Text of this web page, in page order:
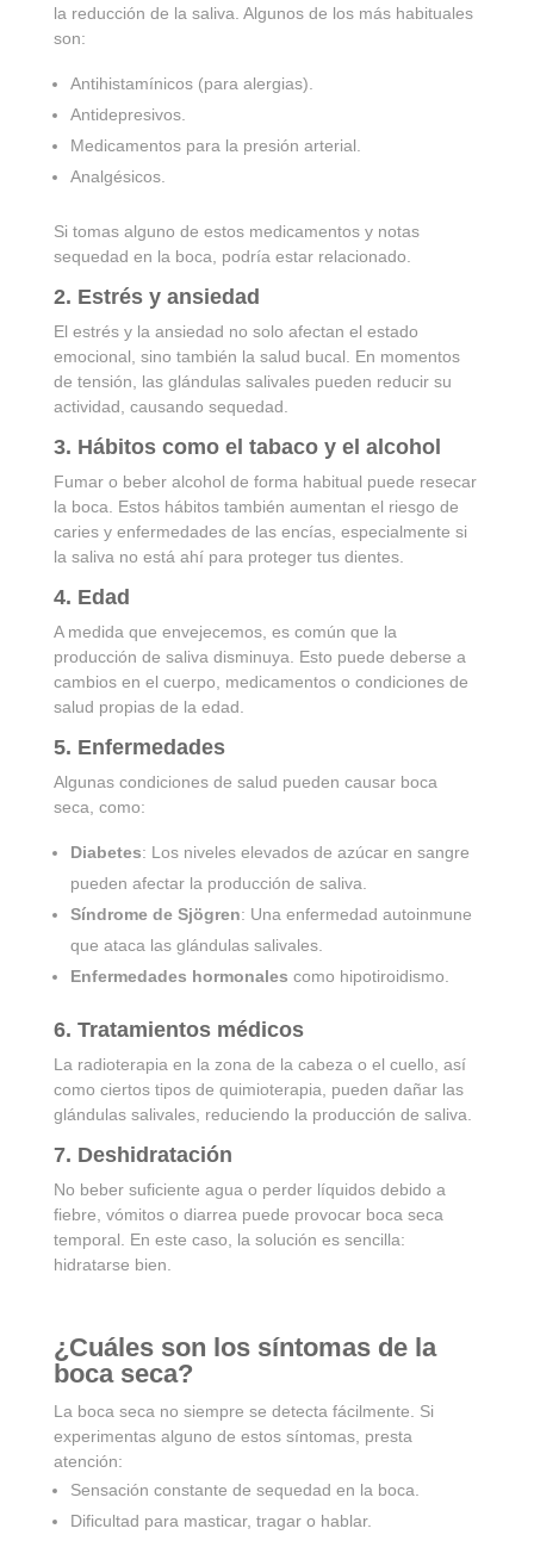
la reducción de la saliva. Algunos de los más habituales
son:
Antihistamínicos (para alergias).
Antidepresivos.
Medicamentos para la presión arterial.
Analgésicos.
Si tomas alguno de estos medicamentos y notas
sequedad en la boca, podría estar relacionado.
2. Estrés y ansiedad
El estrés y la ansiedad no solo afectan el estado
emocional, sino también la salud bucal. En momentos
de tensión, las glándulas salivales pueden reducir su
actividad, causando sequedad.
3. Hábitos como el tabaco y el alcohol
Fumar o beber alcohol de forma habitual puede resecar
la boca. Estos hábitos también aumentan el riesgo de
caries y enfermedades de las encías, especialmente si
la saliva no está ahí para proteger tus dientes.
4. Edad
A medida que envejecemos, es común que la
producción de saliva disminuya. Esto puede deberse a
cambios en el cuerpo, medicamentos o condiciones de
salud propias de la edad.
5. Enfermedades
Algunas condiciones de salud pueden causar boca
seca, como:
Diabetes: Los niveles elevados de azúcar en sangre
pueden afectar la producción de saliva.
Síndrome de Sjögren: Una enfermedad autoinmune
que ataca las glándulas salivales.
Enfermedades hormonales como hipotiroidismo.
6. Tratamientos médicos
La radioterapia en la zona de la cabeza o el cuello, así
como ciertos tipos de quimioterapia, pueden dañar las
glándulas salivales, reduciendo la producción de saliva.
7. Deshidratación
No beber suficiente agua o perder líquidos debido a
fiebre, vómitos o diarrea puede provocar boca seca
temporal. En este caso, la solución es sencilla:
hidratarse bien.
¿Cuáles son los síntomas de la
boca seca?
La boca seca no siempre se detecta fácilmente. Si
experimentas alguno de estos síntomas, presta
atención:
Sensación constante de sequedad en la boca.
Dificultad para masticar, tragar o hablar.